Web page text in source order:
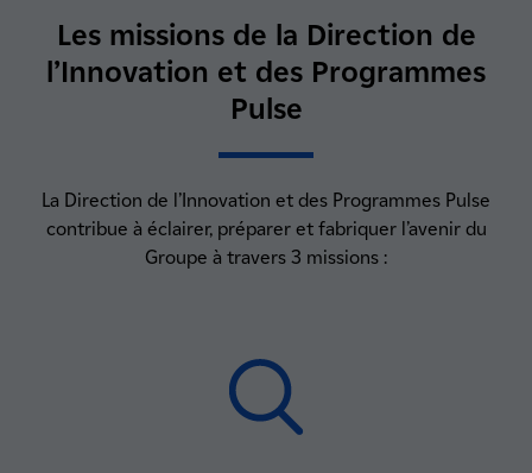
Les missions de la Direction de
l’Innovation et des Programmes
Pulse
La Direction de l’Innovation et des Programmes Pulse
contribue à éclairer, préparer et fabriquer l’avenir du
Groupe à travers 3 missions :